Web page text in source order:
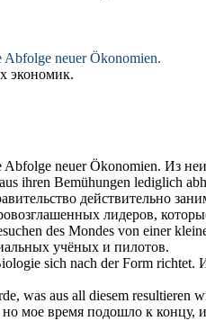
Abfolge neuer Ökonomien.
экономик.
Abfolge neuer Ökonomien. Из
aus ihren Bemühungen lediglich
действительно
лидеров,
des Mondes von einer
учёных и пилотов.
sich nach der Form richtet.
was aus all diesem resultieren
но мое время подошло к